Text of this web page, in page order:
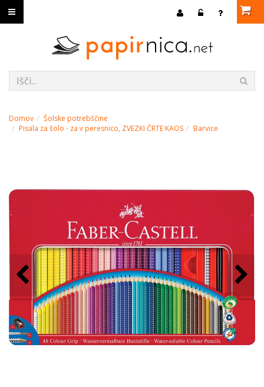
Domov
Šolske potrebščine
Pisala za šolo - za v peresnico, ZVEZKI ČRTE KAOS
Barvice